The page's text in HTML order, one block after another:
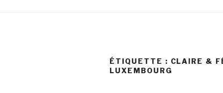
ÉTIQUETTE : CLAIRE &
LUXEMBOURG